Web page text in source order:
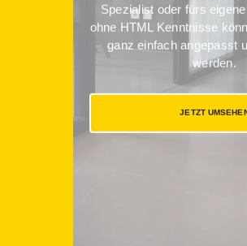
Spezialist oder fürs
ohne HTML Kenntnisse
ganz einfach angepasst
werden.
JETZT